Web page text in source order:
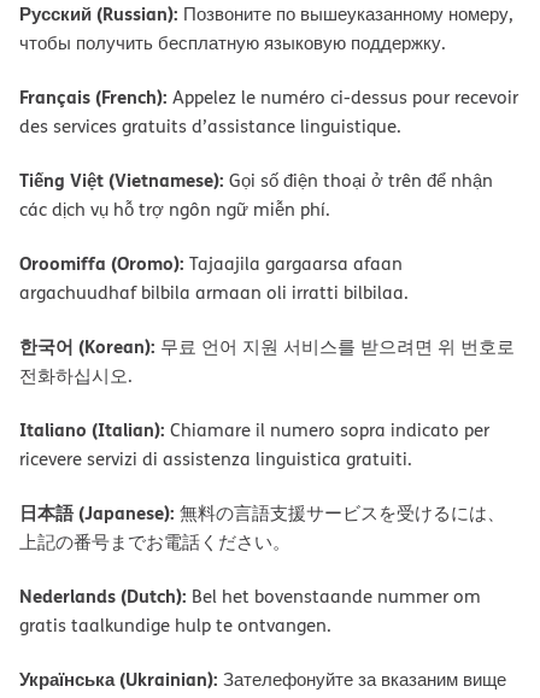
Русский (Russian): Позвоните по вышеуказанному номеру,
чтобы получить бесплатную языковую поддержку.
Français (French): Appelez le numéro ci-dessus pour recevoir
des services gratuits d’assistance linguistique.
Tiếng Việt (Vietnamese): Gọi số điện thoại ở trên để nhận
các dịch vụ hỗ trợ ngôn ngữ miễn phí.
Oroomiffa (Oromo): Tajaajila gargaarsa afaan
argachuudhaf bilbila armaan oli irratti bilbilaa.
한국어 (Korean): 무료 언어 지원 서비스를 받으려면 위 번호로
전화하십시오.
Italiano (Italian): Chiamare il numero sopra indicato per
ricevere servizi di assistenza linguistica gratuiti.
日本語 (Japanese): 無料の言語支援サービスを受けるには、
上記の番号までお電話ください。
Nederlands (Dutch): Bel het bovenstaande nummer om
gratis taalkundige hulp te ontvangen.
Українська (Ukrainian): Зателефонуйте за вказаним вище